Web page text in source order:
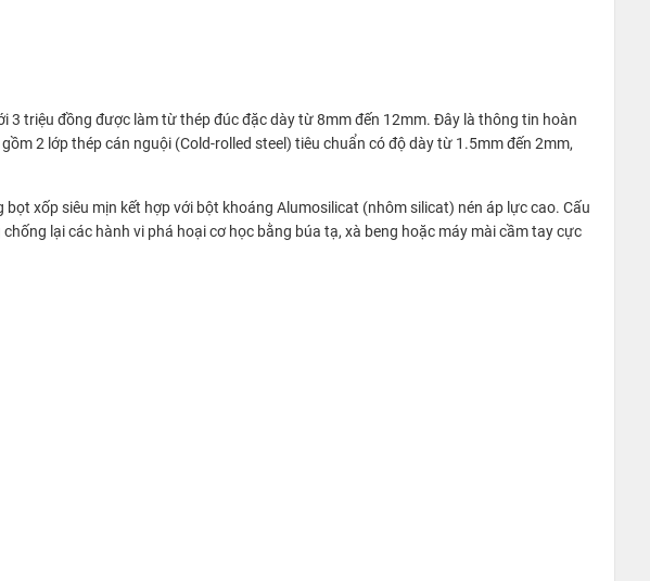
triệu đồng được làm từ thép đúc đặc dày từ 8mm đến 12mm. Đây là thông tin hoàn
2 lớp thép cán nguội (Cold-rolled steel) tiêu chuẩn có độ dày từ 1.5mm đến 2mm,
xốp siêu mịn kết hợp với bột khoáng Alumosilicat (nhôm silicat) nén áp lực cao. Cấu
lại các hành vi phá hoại cơ học bằng búa tạ, xà beng hoặc máy mài cầm tay cực